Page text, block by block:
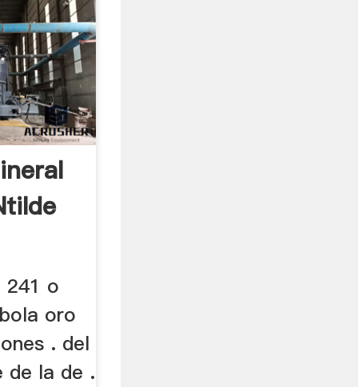
241 o
oro
. del
de la de .